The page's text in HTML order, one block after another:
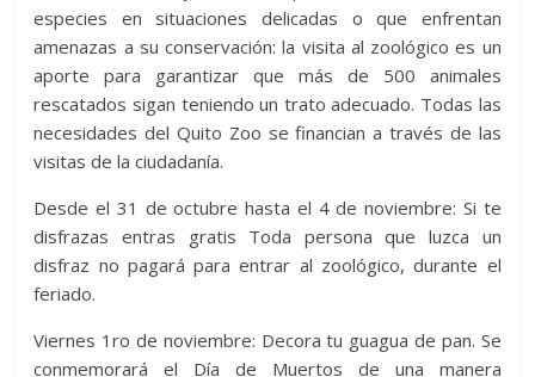
especies en situaciones delicadas o que enfrentan
amenazas a su conservación: la visita al zoológico es un
aporte para garantizar que más de 500 animales
rescatados sigan teniendo un trato adecuado. Todas las
necesidades del Quito Zoo se financian a través de las
visitas de la ciudadanía.
Desde el 31 de octubre hasta el 4 de noviembre: Si te
disfrazas entras gratis Toda persona que luzca un
disfraz no pagará para entrar al zoológico, durante el
feriado.
Viernes 1ro de noviembre: Decora tu guagua de pan. Se
conmemorará el Día de Muertos de una manera